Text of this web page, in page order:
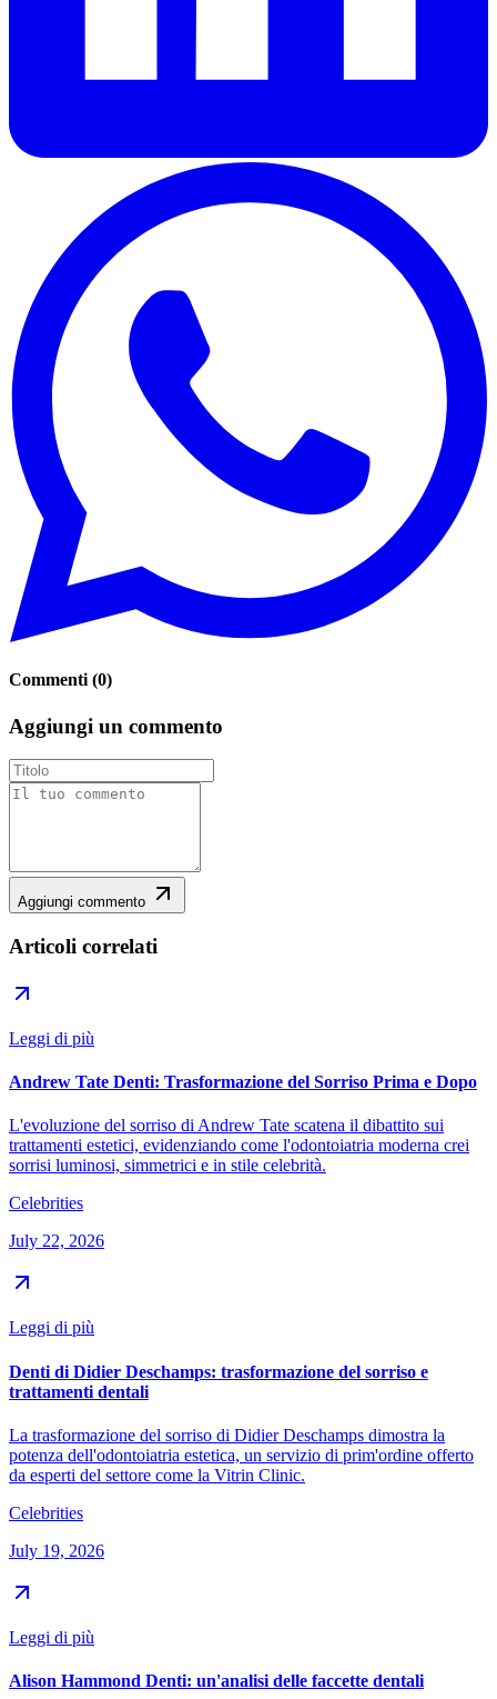
Commenti (0)
Aggiungi un commento
Aggiungi commento
Articoli correlati
Leggi di più
Andrew Tate Denti: Trasformazione del Sorriso Prima e Dopo
L'evoluzione del sorriso di Andrew Tate scatena il dibattito sui
trattamenti estetici, evidenziando come l'odontoiatria moderna crei
sorrisi luminosi, simmetrici e in stile celebrità.
Celebrities
July 22, 2026
Leggi di più
Denti di Didier Deschamps: trasformazione del sorriso e
trattamenti dentali
La trasformazione del sorriso di Didier Deschamps dimostra la
potenza dell'odontoiatria estetica, un servizio di prim'ordine offerto
da esperti del settore come la Vitrin Clinic.
Celebrities
July 19, 2026
Leggi di più
Alison Hammond Denti: un'analisi delle faccette dentali